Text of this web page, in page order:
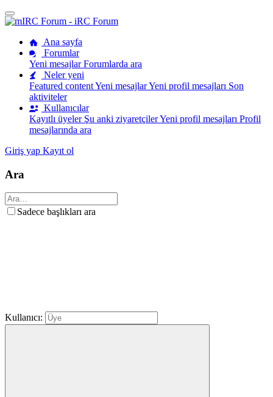
Ana sayfa
Forumlar
Yeni mesajlarForumlarda ara
Neler yeni
Featured contentYeni mesajlarYeni profil mesajları Son
aktiviteler
Kullanıcılar
Kayıtlı üyeler Şu anki ziyaretçilerYeni profil mesajları Profil
mesajlarında ara
Giriş yap Kayıt ol
Ara
Sadece başlıkları ara
Kullanıcı: